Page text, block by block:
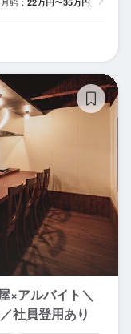
×アルバイト＼
社員登用あり